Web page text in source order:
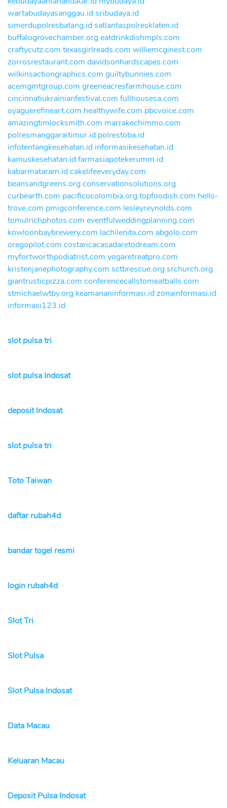
wartabudayasanggau.idsribudaya.id
simerdupolresbatang.idsatlantaspolresklaten.id
buffalogrovechamber.orgeatdrinkdishmpls.com
craftycutz.com texasgirlreads.com williemcginest.com
zorrosrestaurant.com davidsonhardscapes.com
wilkinsactiongraphics.com guiltybunnies.com
acemgmtgroup.com greeneacresfarmhouse.com
cincinnatiukrainianfestival.com fullhousesa.com
oyaguerefineart.com healthywife.com pbcvoice.com
amazingtimlocksmith.com marrakechimmo.com
polresmanggaraitimur.id polrestoba.id
infotentangkesehatan.id informasikesehatan.id
kamuskesehatan.idfarmasiapotekerumm.id
kabarmataram.idcakelifeeveryday.com
beansandgreens.orgconservationsolutions.org
curbearth.com pacificocolombia.orgtopfoodish.com hello-
trove.com pmigconference.com lesleyreynolds.com
tomulrichphotos.com eventfulweddingplanning.com
kowloonbaybrewery.com lachilenita.com abgolo.com
oregopilot.com costaricacasadaretodream.com
myfortworthpodiatrist.com yogaretreatpro.com
kristenjanephotography.com sctbrescue.orgsrchurch.org
giantrusticpizza.com conferencecallstomeatballs.com
stmichaelwtby.org keamananinformasi.idzonainformasi.id
informasi123.id
slot pulsa tri
slot pulsa Indosat
deposit Indosat
slot pulsa tri
Toto Taiwan
daftar rubah4d
bandar togel resmi
login rubah4d
Slot Tri
Slot Pulsa
Slot Pulsa Indosat
Data Macau
Keluaran Macau
Deposit Pulsa Indosat